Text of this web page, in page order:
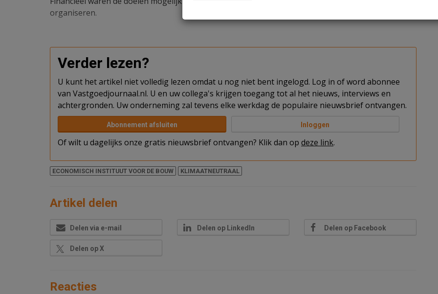
organiseren.
Verder lezen?
U kunt het artikel niet volledig lezen omdat u nog niet bent ingelogd. Log in of word abonnee
van Vastgoedjournaal.nl. U en uw collega's krijgen toegang tot al het nieuws, interviews en
achtergronden. Uw onderneming zal tevens elke werkdag de populaire nieuwsbrief ontvangen.
Abonnement afsluiten Inloggen
Of wilt u dagelijks onze gratis nieuwsbrief ontvangen? Klik dan op deze link.
ECONOMISCH INSTITUUT VOOR DE BOUW KLIMAATNEUTRAAL
Artikel delen
Delen via e-mail Delen op LinkedIn Delen op Facebook
Delen op X
Reacties